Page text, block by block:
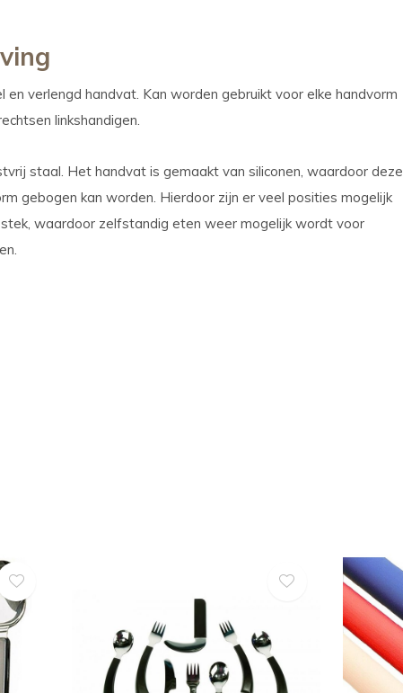
verlengd handvat. Kan worden gebruikt voor elke handvorm
linkshandigen.
staal. Het handvat is gemaakt van siliconen, waardoor deze
gebogen kan worden. Hierdoor zijn er veel posities mogelijk
waardoor zelfstandig eten weer mogelijk wordt voor